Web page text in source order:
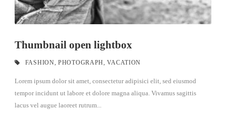
Thumbnail open lightbox
FASHION PHOTOGRAPH VACATION
Lorem ipsum dolor sit amet, consectetur adipisici elit, sed eiusmod
tempor incidunt ut labore et dolore magna aliqua. Vivamus sagittis
lacus vel augue laoreet rutrum...